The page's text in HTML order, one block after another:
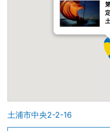
土浦市中央2-2-16